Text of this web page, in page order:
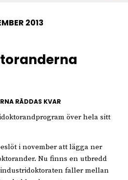
2013
RÄDDAS KVAR
över hela sitt
i november att lägga ner
Nu finns en utbredd
faller mellan